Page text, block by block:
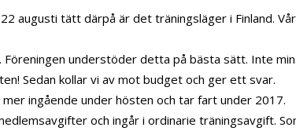
tätt därpå är det träningsläger i Finland.
understöder detta på bästa sätt. Inte
Sedan kollar vi av mot budget och ger ett svar.
ingående under hösten och tar fart under 2017.
och ingår i ordinarie träningsavgift.